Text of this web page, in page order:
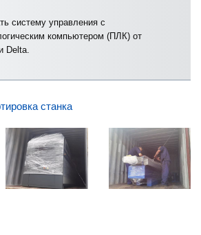
систему управления с
компьютером (ПЛК) от
Delta.
станка